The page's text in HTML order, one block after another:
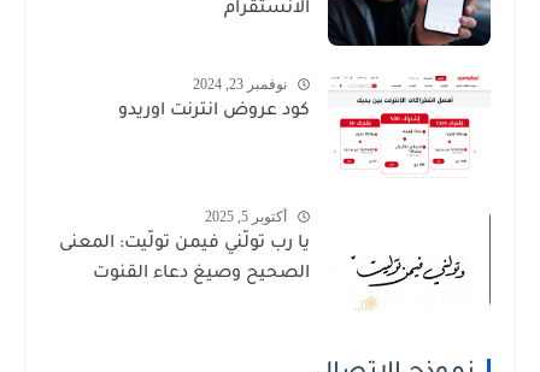
الانستقرام
نوفمبر 23, 2024
كود عروض انترنت اوريدو
أكتوبر 5, 2025
يا رب تولَّني فيمن تولَّيت: المعنى
الصحيح وصيغ دعاء القنوت